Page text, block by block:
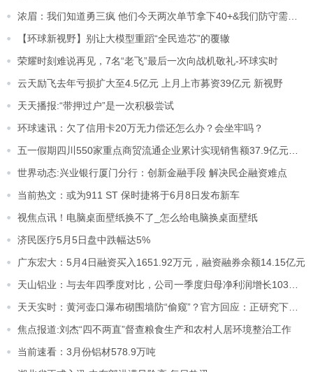
【环球新视野】别让大模型重蹈“全民造芯”的覆辙
荣耀时刻难说再见，7名“老飞”最后一次向战机敬礼-环球实时
云天励飞去年亏损扩大至4.5亿元 上月上市募资39亿元 新视野
天天播报:“带押过户”是一次积极尝试
环球速讯：欠了信用卡20万无力偿还怎么办？会坐牢吗？
世界动态:兴业银行厦门分行：创新金融手段 解决民企融资难点
当前热文：或为911 ST 保时捷将于6月8日发布新车
视焦点讯！电脑桌面壁纸换不了_怎么给电脑换桌面壁纸
济民医疗5月5日盘中跌幅达5%
广东宏大：5月4日融资买入1651.92万元，融资融券余额14.15亿元
焦点报道:刘杰“四不两直”督查粮食生产和农村人居环境整治工作
当前速看：3月份铝材578.9万吨